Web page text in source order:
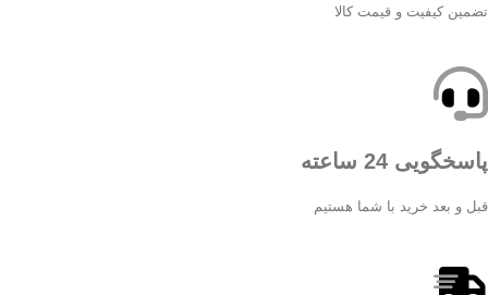
تضمین کیفیت و قیمت کالا
پاسخگویی 24 ساعته
قبل و بعد خرید با شما هستیم